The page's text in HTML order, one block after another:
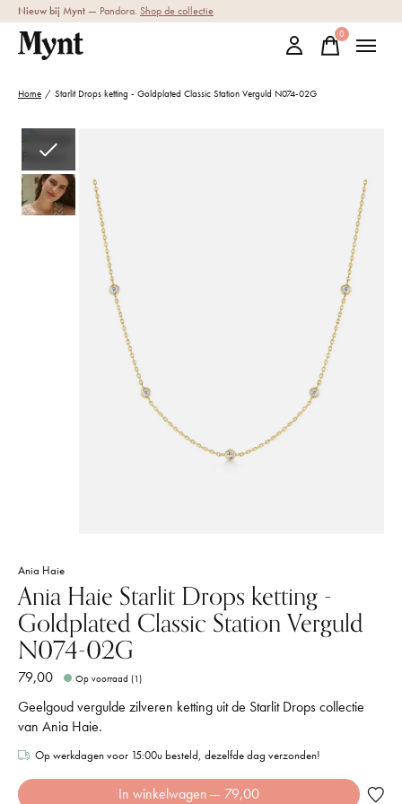
Nieuw bij Mynt — Pandora. Shop de collectie
0items
Home / Starlit Drops ketting - Goldplated Classic Station Verguld N074-02G
Ania Haie
Ania Haie Starlit Drops ketting -
Goldplated Classic Station Verguld
N074-02G
79,00 Op voorraad (1)
Geelgoud vergulde zilveren ketting uit de Starlit Drops collectie
van Ania Haie.
Op werkdagen voor 15:00u besteld, dezelfde dag verzonden!
In winkelwagen — 79,00